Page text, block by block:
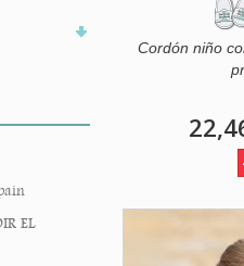
EL
Cordón niño